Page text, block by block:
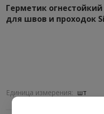
Герметик
для швов и проходок
Единица измерения: шт